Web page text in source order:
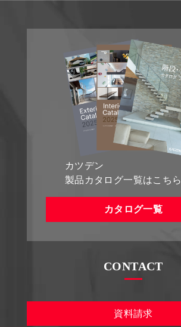
カツデン
製品カタログ一覧はこちら
カタログ一覧
CONTACT
資料請求